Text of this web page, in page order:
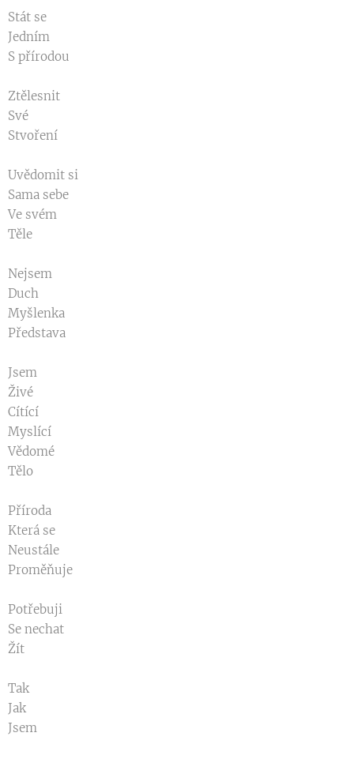
Stát se
Jedním
S přírodou
Ztělesnit
Své
Stvoření
Uvědomit si
Sama sebe
Ve svém
Těle
Nejsem
Duch
Myšlenka
Představa
Jsem
Živé
Cítící
Myslící
Vědomé
Tělo
Příroda
Která se
Neustále
Proměňuje
Potřebuji
Se nechat
Žít
Tak
Jak
Jsem